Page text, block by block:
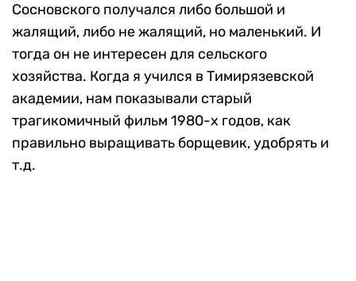
Сосновского получался либо большой и
жалящий, либо не жалящий, но маленький. И
тогда он не интересен для сельского
хозяйства. Когда я учился в Тимирязевской
академии, нам показывали старый
трагикомичный фильм 1980-х годов, как
правильно выращивать борщевик, удобрять и
т.д.